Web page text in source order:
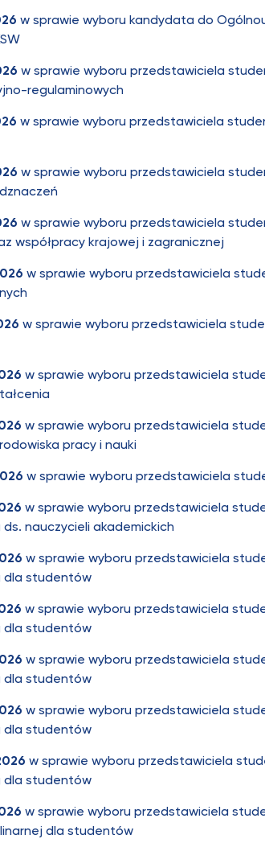
w sprawie wyboru kandydata do
w sprawie wyboru przedstawiciela
regulaminowych
w sprawie wyboru przedstawiciela
w sprawie wyboru przedstawiciela
w sprawie wyboru przedstawiciela
współpracy krajowej i zagranicznej
w sprawie wyboru przedstawiciela
w sprawie wyboru przedstawiciela
w sprawie wyboru przedstawiciela
w sprawie wyboru przedstawiciela
pracy i nauki
w sprawie wyboru przedstawiciela
w sprawie wyboru przedstawiciela
nauczycieli akademickich
w sprawie wyboru przedstawiciela
dla studentów
w sprawie wyboru przedstawiciela
dla studentów
w sprawie wyboru przedstawiciela
dla studentów
w sprawie wyboru przedstawiciela
dla studentów
w sprawie wyboru przedstawiciela
dla studentów
w sprawie wyboru przedstawiciela
dla studentów